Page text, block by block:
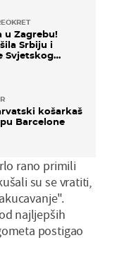
u Zagrebu!
Srbiju i
Svjetskog
košarkaš
Barcelone
rano primili
su se vratiti,
najljepših
postigao